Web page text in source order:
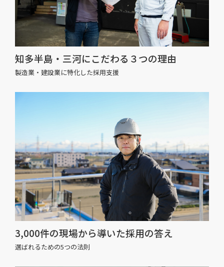
知多半島・三河にこだわる３つの理由
製造業・建設業に特化した採用支援
3,000件の現場から導いた採用の答え
選ばれるための5つの法則